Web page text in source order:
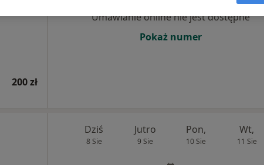
200 zł
Umawianie online nie jest dostępne
Pokaż numer
Dziś
8 Sie
Jutro
9 Sie
Pon,
10 Sie
Wt,
11 Sie